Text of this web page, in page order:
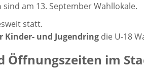
sind am 13. September Wahllokale.
statt.
Kinder- und Jugendring die U-18
Öffnungszeiten im